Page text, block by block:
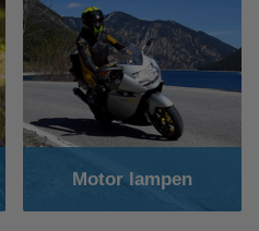
Motor lampen